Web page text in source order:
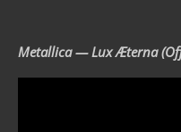
Metallica — Lux Æterna